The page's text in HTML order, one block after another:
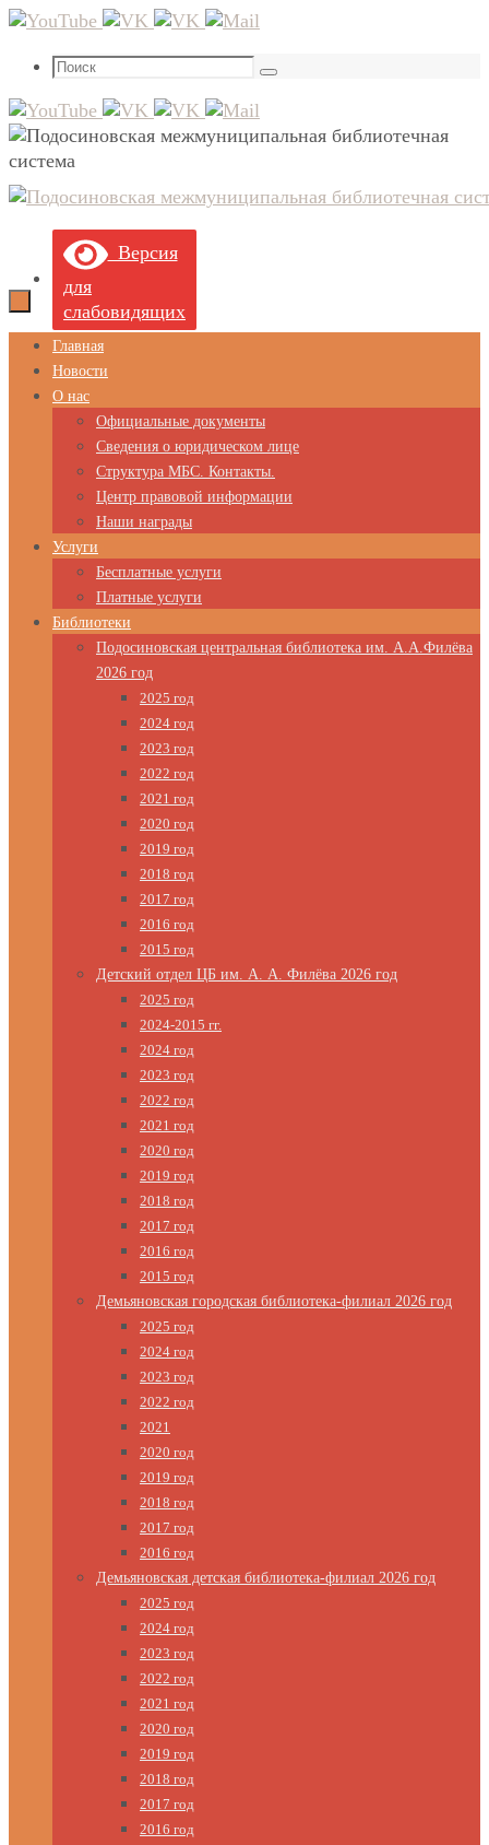
Перейти
содержимому
Что
Поиск
Версия
для
слабовидящих
Перейти
содержимому
Главная
Новости
О нас
Официальные документы
Сведения о юридическом лице
Структура МБС. Контакты.
Центр правовой информации
Наши награды
Услуги
Бесплатные услуги
Платные услуги
Библиотеки
Подосиновская центральная библиотека им. А.А.Филёва
2026 год
2025 год
2024 год
2023 год
2022 год
2021 год
2020 год
2019 год
2018 год
2017 год
2016 год
2015 год
Детский отдел ЦБ им. А. А. Филёва 2026 год
2025 год
2024-2015 гг.
2024 год
2023 год
2022 год
2021 год
2020 год
2019 год
2018 год
2017 год
2016 год
2015 год
Демьяновская городская библиотека-филиал 2026 год
2025 год
2024 год
2023 год
2022 год
2021
2020 год
2019 год
2018 год
2017 год
2016 год
Демьяновская детская библиотека-филиал 2026 год
2025 год
2024 год
2023 год
2022 год
2021 год
2020 год
2019 год
2018 год
2017 год
2016 год